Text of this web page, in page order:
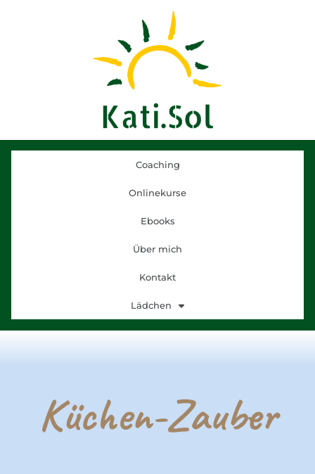
Coaching
Onlinekurse
Ebooks
Über mich
Kontakt
Lädchen
Küchen-Zauber